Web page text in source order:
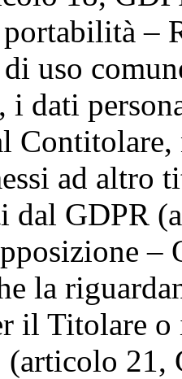
–
uso
i dati
Contitolare,
ad altro
dal GDPR
–
la
il Titolare
(articolo 21,